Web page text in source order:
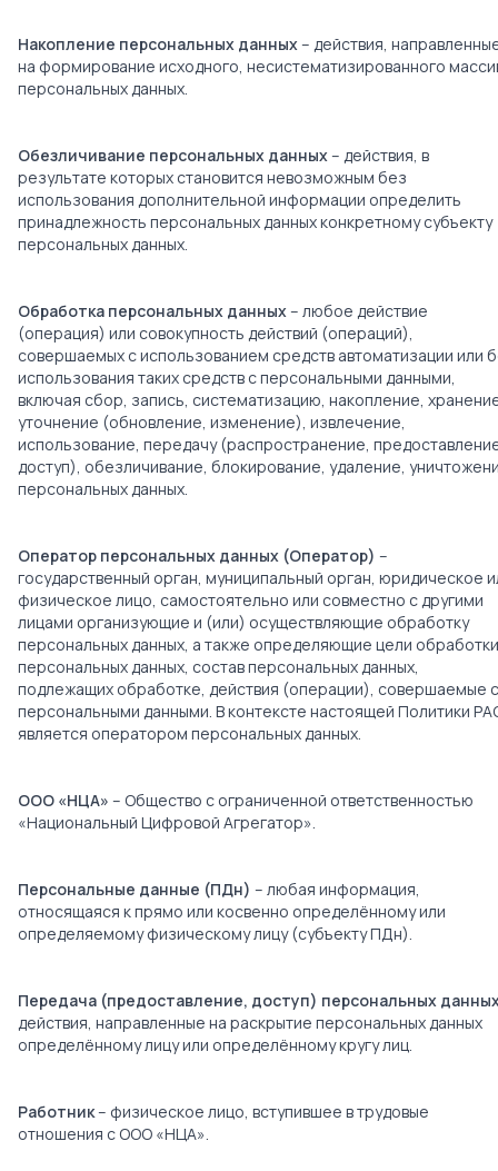
Накопление персональных данных– действия,
на формирование исходного, несистематизированного
персональных данных.
Обезличивание персональных данных– действия, в
результате которых становится невозможным без
использования дополнительной информации определить
принадлежность персональных данных конкретному субъекту
персональных данных.
Обработка персональных данных– любое действие
(операция) или совокупность действий (операций),
совершаемых с использованием средств автоматизации или
использования таких средств с персональными данными,
включая сбор, запись, систематизацию, накопление,
уточнение (обновление, изменение), извлечение,
использование, передачу (распространение,
доступ), обезличивание, блокирование, удаление,
персональных данных.
Оператор персональных данных (Оператор) –
государственный орган, муниципальный орган, юридическое
физическое лицо, самостоятельно или совместно с другими
лицами организующие и (или) осуществляющие обработку
персональных данных, а также определяющие цели обработки
персональных данных, состав персональных данных,
подлежащих обработке, действия (операции), совершаемые с
персональными данными. В контексте настоящей Политики
является оператором персональных данных.
ООО «НЦА» – Общество с ограниченной ответственностью
«Национальный Цифровой Агрегатор».
Персональные данные (ПДн) – любая информация,
относящаяся к прямо или косвенно определённому или
определяемому физическому лицу (субъекту ПДн).
Передача (предоставление, доступ) персональных
действия, направленные на раскрытие персональных данных
определённому лицу или определённому кругу лиц.
Работник– физическое лицо, вступившее в трудовые
отношения с ООО «НЦА».